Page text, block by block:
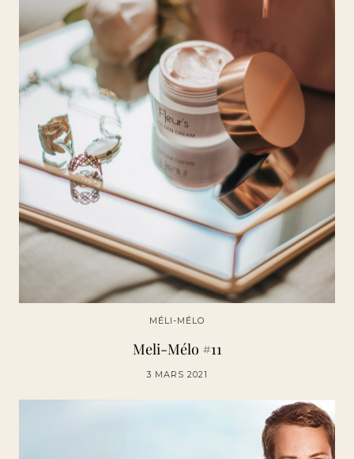
MÉLI-MÉLO
Meli-Mélo #11
3 MARS 2021